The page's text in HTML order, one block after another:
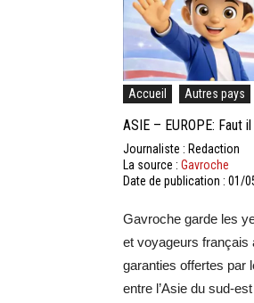
Accueil Autres pays
ASIE – EUROPE: Faut
Journaliste : Redaction
La source : Gavroche
Date de publication : 01/
Gavroche garde les
et voyageurs français
garanties offertes par
entre l’Asie du sud-